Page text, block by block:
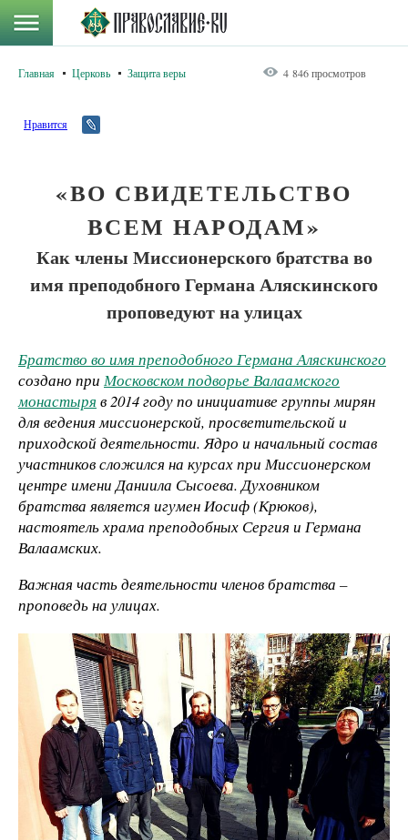
Главная Церковь Защита веры 4 846 просмотров
Нравится
«ВО СВИДЕТЕЛЬСТВО
ВСЕМ НАРОДАМ»
Как члены Миссионерского братства во
имя преподобного Германа Аляскинского
проповедуют на улицах
Братство во имя преподобного Германа Аляскинского
создано при Московском подворье Валаамского
монастыря в 2014 году по инициативе группы мирян
для ведения миссионерской, просветительской и
приходской деятельности. Ядро и начальный состав
участников сложился на курсах при Миссионерском
центре имени Даниила Сысоева. Духовником
братства является игумен Иосиф (Крюков),
настоятель храма преподобных Сергия и Германа
Валаамских.
Важная часть деятельности членов братства –
проповедь на улицах.